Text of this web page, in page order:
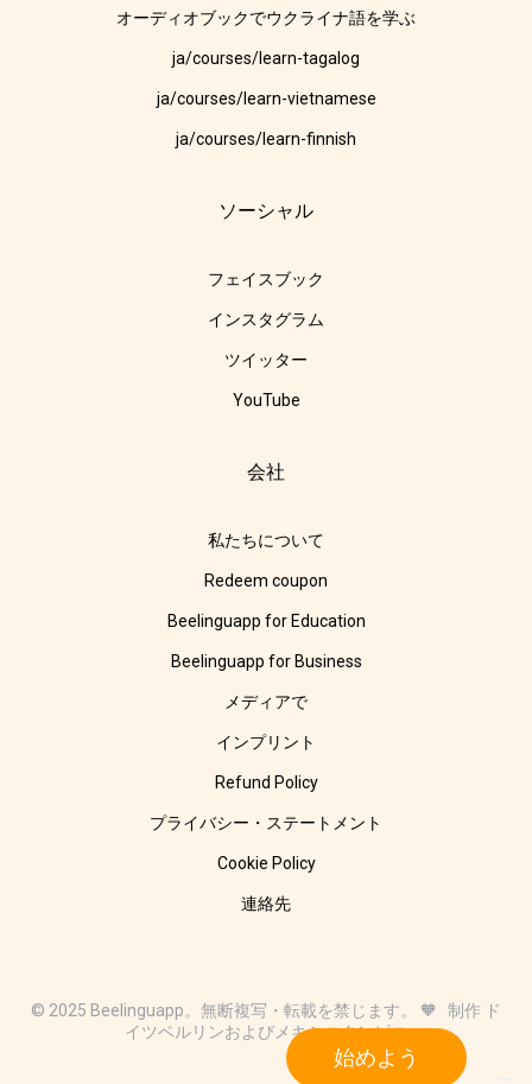
始めよう
オーディオブックでウクライナ語を学ぶ
ja/courses/learn-tagalog
ja/courses/learn-vietnamese
ja/courses/learn-finnish
ソーシャル
フェイスブック
インスタグラム
ツイッター
YouTube
会社
私たちについて
Redeem coupon
Beelinguapp for Education
Beelinguapp for Business
メディアで
インプリント
Refund Policy
プライバシー・ステートメント
Cookie Policy
連絡先
© 2025 Beelinguapp。無断複写・転載を禁じます。 🧡 制作 ド
イツベルリンおよびメキシコタンピコ